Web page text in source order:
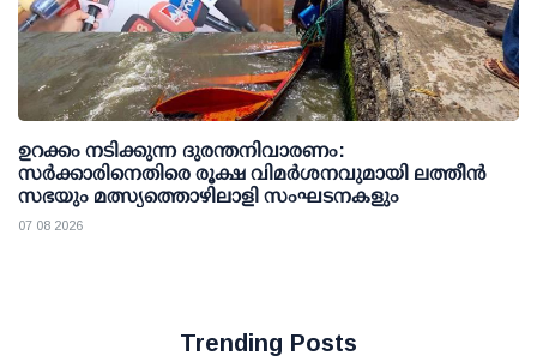
ഉറക്കം നടിക്കുന്ന ദുരന്തനിവാരണം:
സര്‍ക്കാരിനെതിരെ രൂക്ഷ വിമര്‍ശനവുമായി ലത്തീന്‍
സഭയും മത്സ്യത്തൊഴിലാളി സംഘടനകളും
07 08 2026
Trending Posts